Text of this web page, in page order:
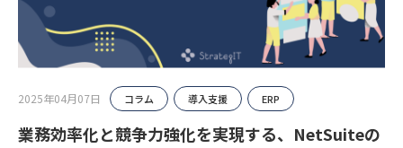
2025年04月07日 コラム 導入支援 ERP
業務効率化と競争力強化を実現する、NetSuiteの